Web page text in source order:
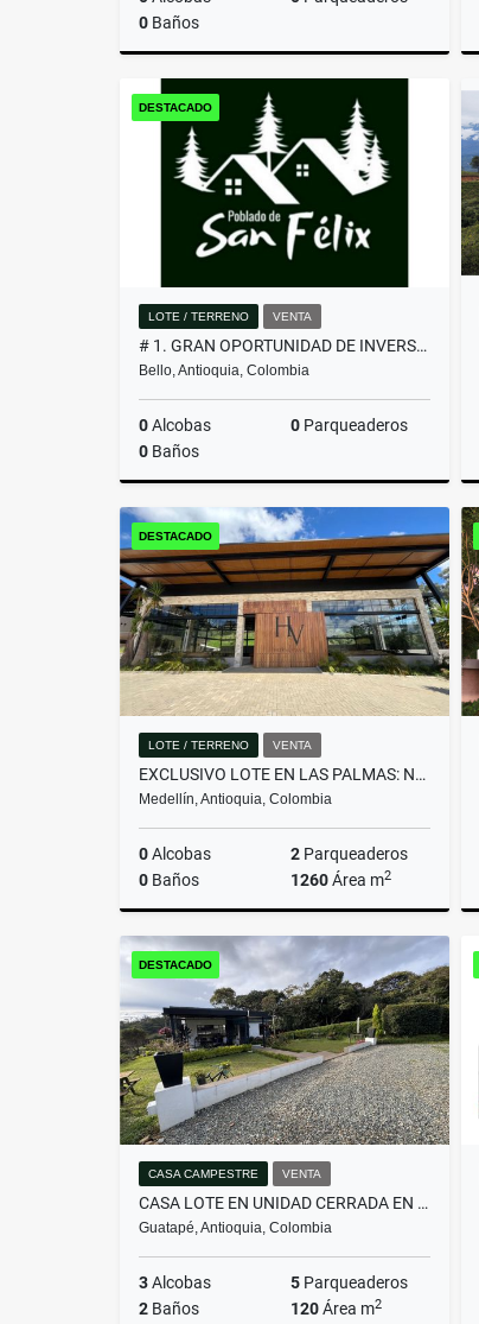
0 Baños
$650.000.000
DESTACADO
LOTE / TERRENO VENTA
# 1. GRAN OPORTUNIDAD DE INVERSIÓN, LOTE EN VENTA EN SAN FÉLIX
Bello, Antioquia, Colombia
0Alcobas 0 Parqueaderos
0 Baños
$260.000.000
DESTACADO
LOTE / TERRENO VENTA
EXCLUSIVO LOTE EN LAS PALMAS: NATURALEZA Y PASIÓN EQUINA
Medellín, Antioquia, Colombia
0Alcobas 2 Parqueaderos
0 Baños 1260Área m2
Venta
$1.790.000.000
DESTACADO
CASA CAMPESTRE VENTA
CASA LOTE EN UNIDAD CERRADA EN GUATAPE MLS 259417
Guatapé, Antioquia, Colombia
3Alcobas 5 Parqueaderos
2 Baños 120Área m2